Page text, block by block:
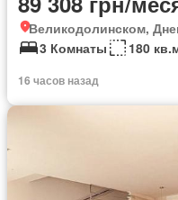
Великодолинском,
3 Комнаты
180
16 часов назад